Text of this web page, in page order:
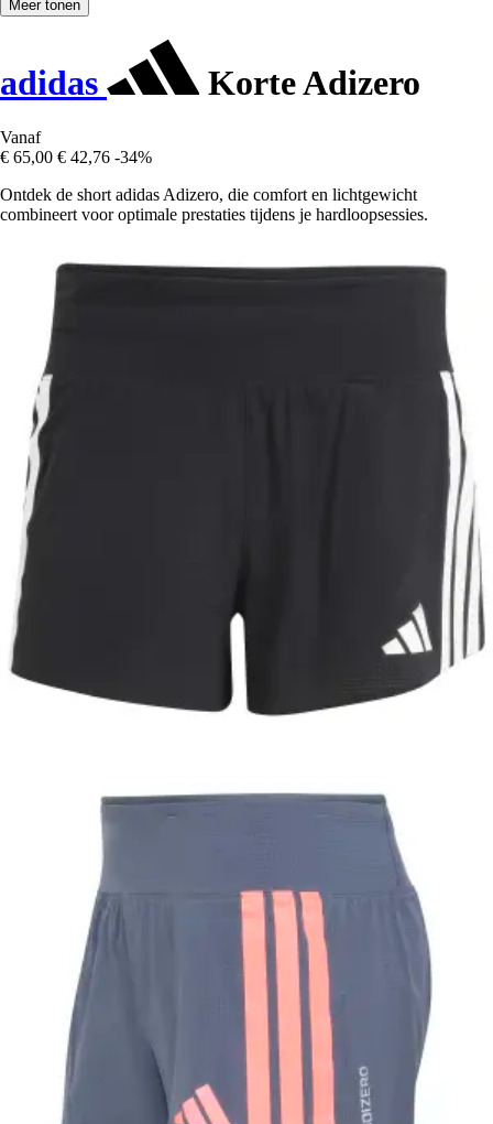
Meer tonen
adidas Korte Adizero
Vanaf
€ 65,00 € 42,76 -34%
Ontdek de short adidas Adizero, die comfort en lichtgewicht
combineert voor optimale prestaties tijdens je hardloopsessies.